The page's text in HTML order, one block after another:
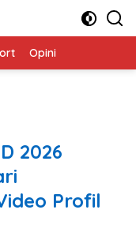
Opini
2026
Profil